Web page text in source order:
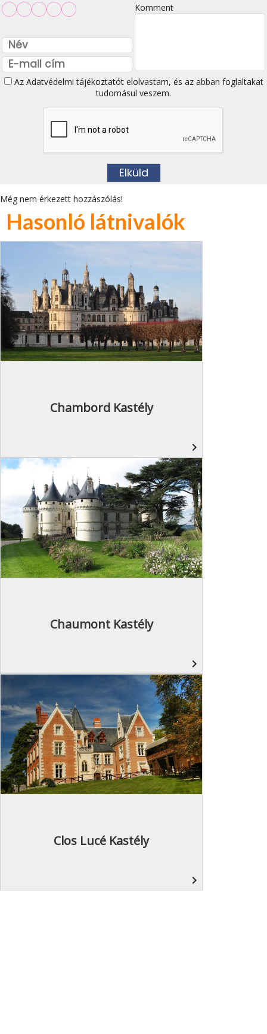
Komment
Az Adatvédelmi tájékoztatótelolvastam, és az abban foglaltakat
tudomásul veszem.
Még nem érkezett hozzászólás!
Hasonló látnivalók
Chambord Kastély
navigate_next
Chaumont Kastély
navigate_next
Clos Lucé Kastély
navigate_next